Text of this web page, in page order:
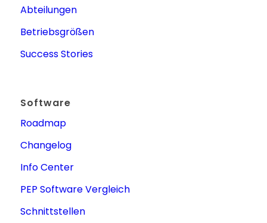
Abteilungen
Betriebsgrößen
Success Stories
Software
Roadmap
Changelog
Info Center
PEP Software Vergleich
Schnittstellen